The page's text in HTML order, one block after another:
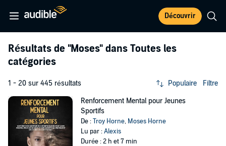
Découvrir
Résultats de "Moses" dans Toutes les
catégories
1 - 20 sur 445 résultats Populaire Filtre
Renforcement Mental pour Jeunes
Sportifs
De :Troy Horne, Moses Horne
Lu par :Alexis
Durée : 2 h et 7 min